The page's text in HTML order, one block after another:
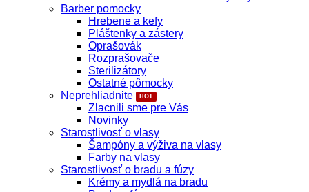
Barber pomocky
Hrebene a kefy
Pláštenky a zástery
Oprašovák
Rozprašovače
Sterilizátory
Ostatné pômocky
Neprehliadnite
Zlacnili sme pre Vás
Novinky
Starostlivosť o vlasy
Šampóny a výživa na vlasy
Farby na vlasy
Starostlivosť o bradu a fúzy
Krémy a mydlá na bradu